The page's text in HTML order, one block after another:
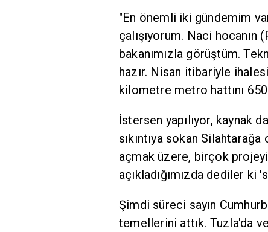
"En önemli iki gündemim
çalışıyorum. Naci
bakanımızla görüştüm.
hazır. Nisan itibariyle
kilometre metro hattını
İstersen yapılıyor, kaynak
sıkıntıya sokan
açmak üzere, birçok projeyi
açıkladığımızda dediler ki
Şimdi süreci sayın
temellerini attık. Tuzla'da